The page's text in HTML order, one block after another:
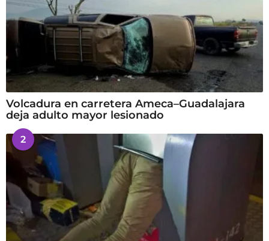
Volcadura en carretera Ameca–Guadalajara
deja adulto mayor lesionado
2